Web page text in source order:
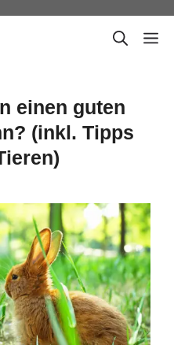
einen guten
(inkl. Tipps